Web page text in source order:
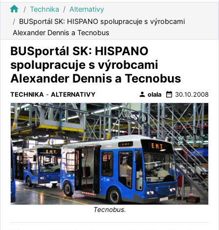
home Technika
Alternativy
BUSportál SK: HISPANO spolupracuje s výrobcami
Alexander Dennis a Tecnobus
BUSportál SK: HISPANO
spolupracuje s výrobcami
Alexander Dennis a Tecnobus
TECHNIKA - ALTERNATIVY person olala date_range 30.10.2008
Tecnobus.